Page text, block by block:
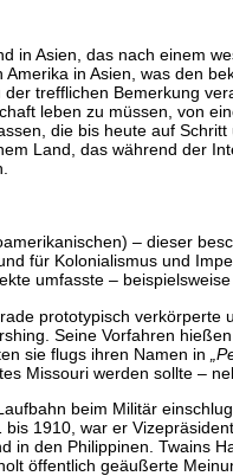
in Asien, das nach einem
Amerika in Asien, was den
trefflichen Bemerkung
leben zu müssen, von
die bis heute auf
Land, das während der
– dieser
für Kolonialismus und
umfasste – beispielsweise
prototypisch
Seine Vorfahren
sie flugs ihren Namen in
Missouri werden sollte –
beim Militär
1910, war er
in den Philippinen. Twains
öffentlich geäußerte